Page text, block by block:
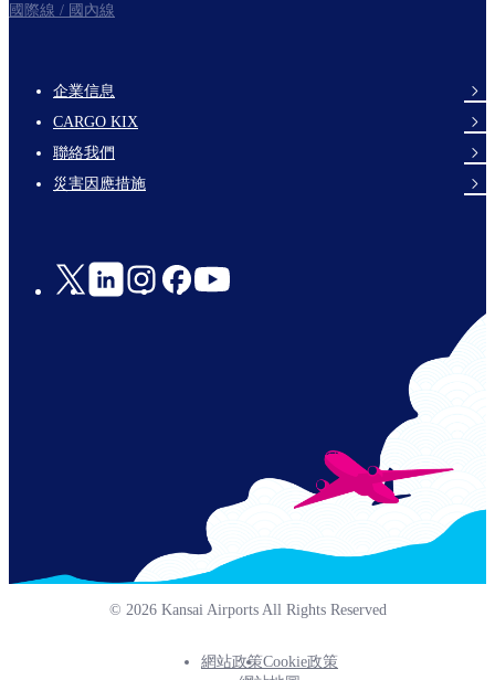
國際線 / 國內線
footer-
links-
en-
企業信息
CARGO KIX
聯絡我們
災害因應措施
Social
© 2026 Kansai Airports All Rights Reserved
Footer
網站政策Cookie政策